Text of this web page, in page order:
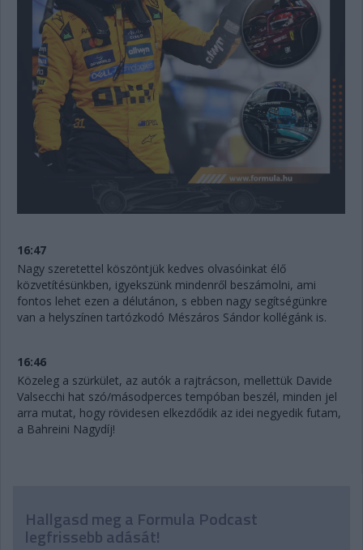
16:47
Nagy szeretettel köszöntjük kedves olvasóinkat élő
közvetítésünkben, igyekszünk mindenről beszámolni, ami
fontos lehet ezen a délutánon, s ebben nagy segítségünkre
van a helyszínen tartózkodó Mészáros Sándor kollégánk is.
16:46
Közeleg a szürkület, az autók a rajtrácson, mellettük Davide
Valsecchi hat szó/másodperces tempóban beszél, minden jel
arra mutat, hogy rövidesen elkezdődik az idei negyedik futam,
a Bahreini Nagydíj!
Hallgasd meg a Formula Podcast
legfrissebb adását!